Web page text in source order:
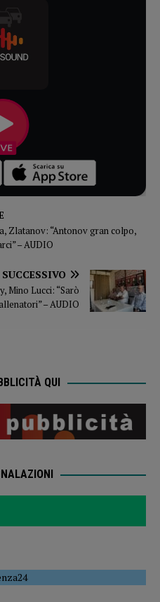
Zlatanov: “Antonov gran colpo,
– AUDIO
SUCCESSIVO
Mino Lucci: “Sarò
– AUDIO
QUI